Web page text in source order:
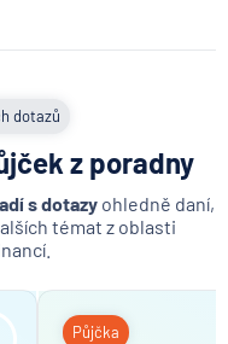
dotazů
z poradny
s dotazy ohledně daní,
témat z oblasti
Půjčka